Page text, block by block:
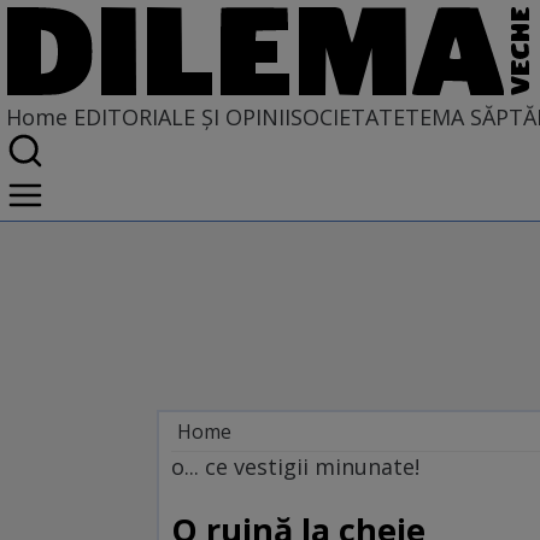
Home EDITORIALE ȘI OPINIISOCIETATETEMA
Home
EDITORIALE ȘI OPINII
o... ce vestigii minunate!
O ruină la cheie